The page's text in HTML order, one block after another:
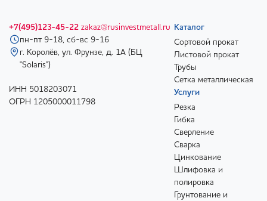
+7(495)123-45-22 zakaz@rusinvestmetall.ru
пн-пт 9-18, сб-вс 9-16
г. Королёв, ул. Фрунзе, д. 1А (БЦ
"Solaris")
ИНН 5018203071
ОГРН 1205000011798
Каталог
Сортовой прокат
Листовой прокат
Трубы
Сетка металлическая
Услуги
Резка
Гибка
Сверление
Сварка
Цинкование
Шлифовка и
полировка
Грунтование и